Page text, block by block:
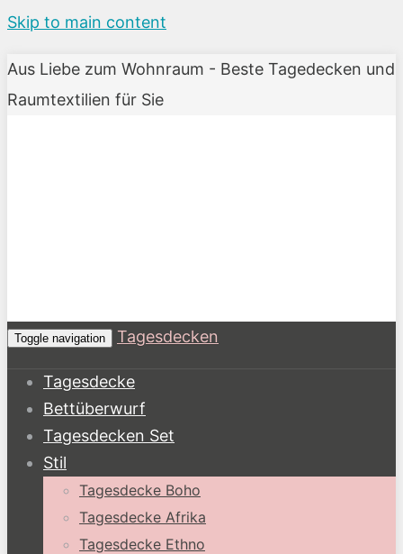
Skip to main content
Aus Liebe zum Wohnraum - Beste Tagedecken und
Raumtextilien für Sie
Toggle navigation Tagesdecken
Tagesdecke
Bettüberwurf
Tagesdecken Set
Stil
Tagesdecke Boho
Tagesdecke Afrika
Tagesdecke Ethno